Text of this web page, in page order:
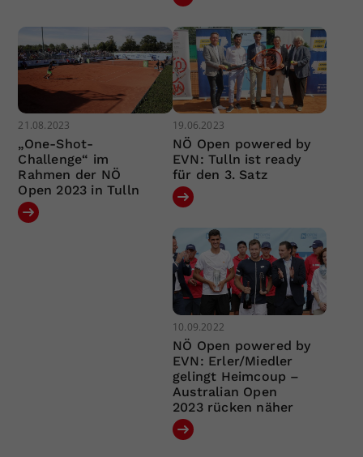
21.08.2023
„One-Shot-
Challenge“ im
Rahmen der NÖ
Open 2023 in Tulln
19.06.2023
NÖ Open powered by
EVN: Tulln ist ready
für den 3. Satz
10.09.2022
NÖ Open powered by
EVN: Erler/Miedler
gelingt Heimcoup –
Australian Open
2023 rücken näher